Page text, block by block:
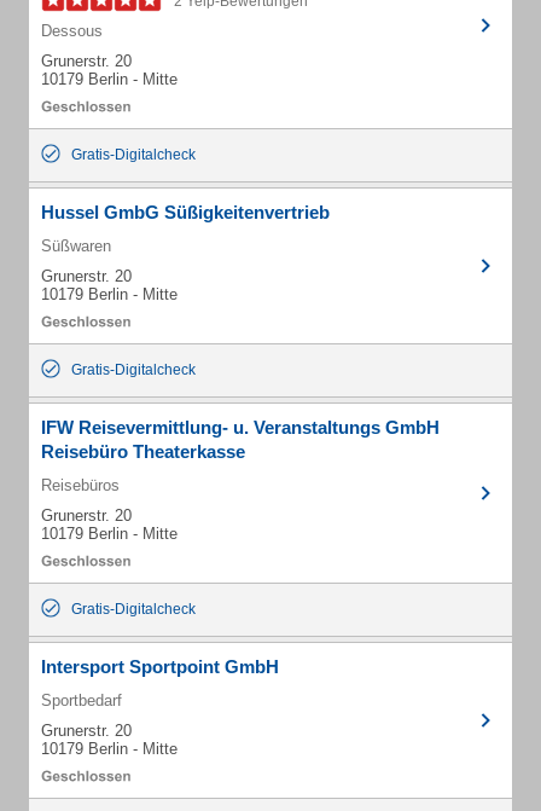
Dessous
Grunerstr. 20
10179 Berlin - Mitte
Gratis-Digitalcheck
Hussel GmbG Süßigkeitenvertrieb
Süßwaren
Grunerstr. 20
10179 Berlin - Mitte
Gratis-Digitalcheck
IFW Reisevermittlung- u. Veranstaltungs GmbH
Reisebüro Theaterkasse
Reisebüros
Grunerstr. 20
10179 Berlin - Mitte
Gratis-Digitalcheck
Intersport Sportpoint GmbH
Sportbedarf
Grunerstr. 20
10179 Berlin - Mitte